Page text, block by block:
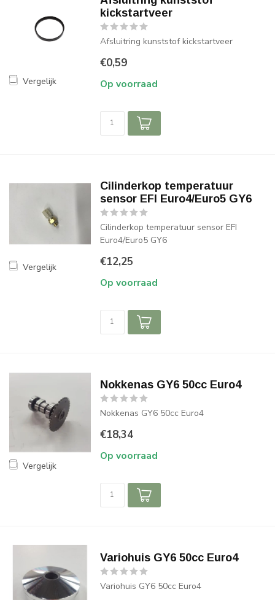
Vergelijk
kickstartveer
Afsluitring kunststof kickstartveer
€0,59
Op voorraad
Vergelijk
Cilinderkop temperatuur
sensor EFI Euro4/Euro5 GY6
Cilinderkop temperatuur sensor EFI
Euro4/Euro5 GY6
€12,25
Op voorraad
Vergelijk
Nokkenas GY6 50cc Euro4
Nokkenas GY6 50cc Euro4
€18,34
Op voorraad
Variohuis GY6 50cc Euro4
Variohuis GY6 50cc Euro4